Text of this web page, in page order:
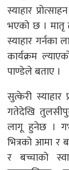
स्याहार
भएको छ । मातृ
स्याहार गर्नका
कार्यक्रम
पाण्डेले बताए ।
सुत्केरी स्याहार
गतेदेखि
लागू हुनेछ ।
भित्रको आमा र
र बच्चाको